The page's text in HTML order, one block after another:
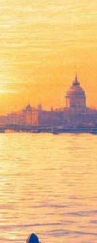
музея. В
в полдень: здесь
а также будет
площадка, где
в
Победы", а на
сдать
минута
в